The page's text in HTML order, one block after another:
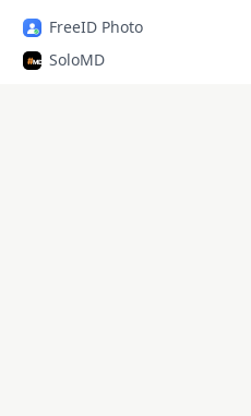
FreeID Photo
SoloMD